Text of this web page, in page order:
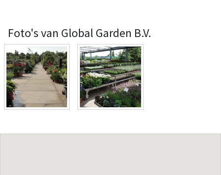
Foto's van Global Garden B.V.